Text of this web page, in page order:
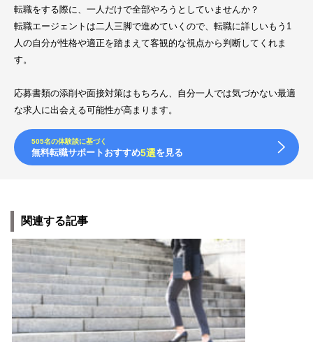
転職をする際に、一人だけで全部やろうとしていませんか？
転職エージェントは二人三脚で進めていくので、転職に詳しいもう1
人の自分が性格や適正を踏まえて客観的な視点から判断してくれま
す。
応募書類の添削や面接対策はもちろん、自分一人では気づかない最適
な求人に出会える可能性が高まります。
505名の体験談に基づく
無料転職サポートおすすめ5選を見る
関連する記事